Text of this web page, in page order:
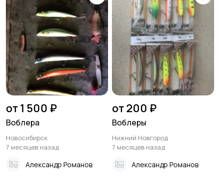
от 1 500 ₽
Воблера
Новосибирск
7 месяцев назад
Александр Романов
от 200 ₽
Воблеры
Нижний Новгород
7 месяцев назад
Александр Романов